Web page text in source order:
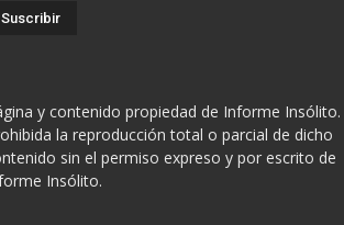
y contenido propiedad de Informe Insólito.
la reproducción total o parcial de dicho
sin el permiso expreso y por escrito de
Insólito.